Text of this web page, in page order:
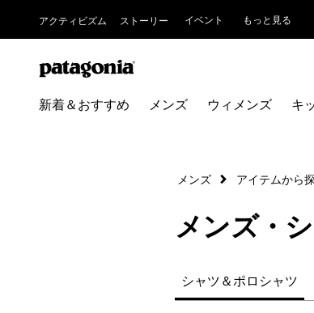
アクティビズム ストーリー イベント もっと見る
新着＆おすすめ メンズ ウィメンズ キ
メンズ アイテムから
メンズ・
シャツ＆ポロシャツ